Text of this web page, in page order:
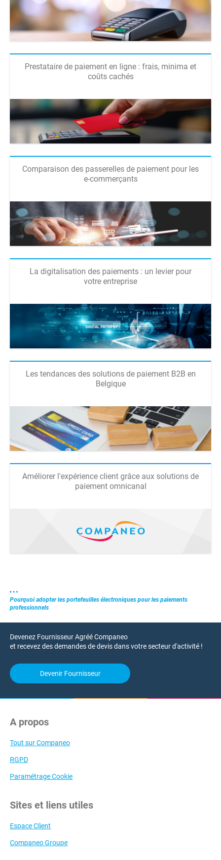
Prestataire de paiement en ligne : frais, minima et
coûts cachés
Comparaison des passerelles de paiement pour les
e-commerçants
La digitalisation des paiements : un levier pour
votre entreprise
Les tendances des solutions de paiement B2B en
Belgique
Améliorer l'expérience client grâce aux solutions de
paiement omnicanal
Pourquoi adopter les portefeuilles électroniques pour les paiements
professionnels
Devenez Fournisseur Agréé Companeo
et recevez des demandes de devis dans votre secteur d'activité !
Devenir Fournisseur
A propos
Tout sur Companeo
RGPD
Paramétrage Cookie
Sites et liens utiles
Espace Client
Companeo Groupe